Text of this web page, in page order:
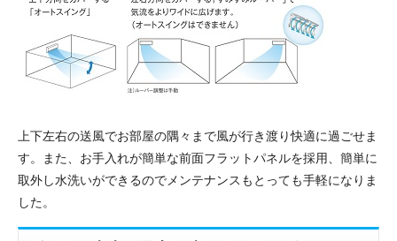
上下左右の送風でお部屋の隅々まで風が行き渡り快適に過ごせま
す。また、お手入れが簡単な前面フラットパネルを採用、簡単に
取外し水洗いができるのでメンテナンスもとっても手軽になりま
した。